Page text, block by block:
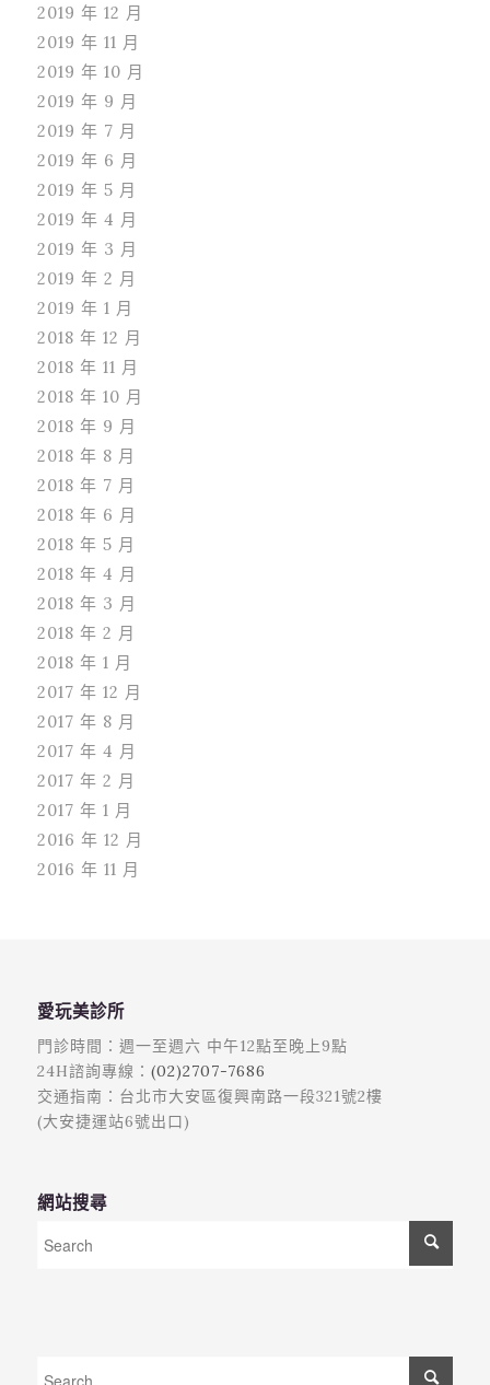
2019 年 12 月
2019 年 11 月
2019 年 10 月
2019 年 9 月
2019 年 7 月
2019 年 6 月
2019 年 5 月
2019 年 4 月
2019 年 3 月
2019 年 2 月
2019 年 1 月
2018 年 12 月
2018 年 11 月
2018 年 10 月
2018 年 9 月
2018 年 8 月
2018 年 7 月
2018 年 6 月
2018 年 5 月
2018 年 4 月
2018 年 3 月
2018 年 2 月
2018 年 1 月
2017 年 12 月
2017 年 8 月
2017 年 4 月
2017 年 2 月
2017 年 1 月
2016 年 12 月
2016 年 11 月
愛玩美診所
門診時間：週一至週六 中午12點至晚上9點
24H諮詢專線： (02)2707-7686
交通指南：台北市大安區復興南路一段321號2樓
(大安捷運站6號出口)
網站搜尋